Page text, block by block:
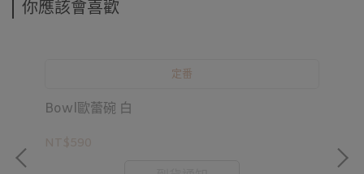
你應該會喜歡
定番
Bowl歐蕾碗 白
NT$590